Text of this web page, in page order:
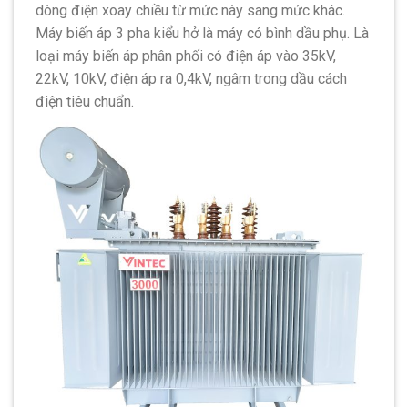
dòng điện xoay chiều từ mức này sang mức khác.
Máy biến áp 3 pha kiểu hở là máy có bình dầu phụ. Là
loại máy biến áp phân phối có điện áp vào 35kV,
22kV, 10kV, điện áp ra 0,4kV, ngâm trong dầu cách
điện tiêu chuẩn.